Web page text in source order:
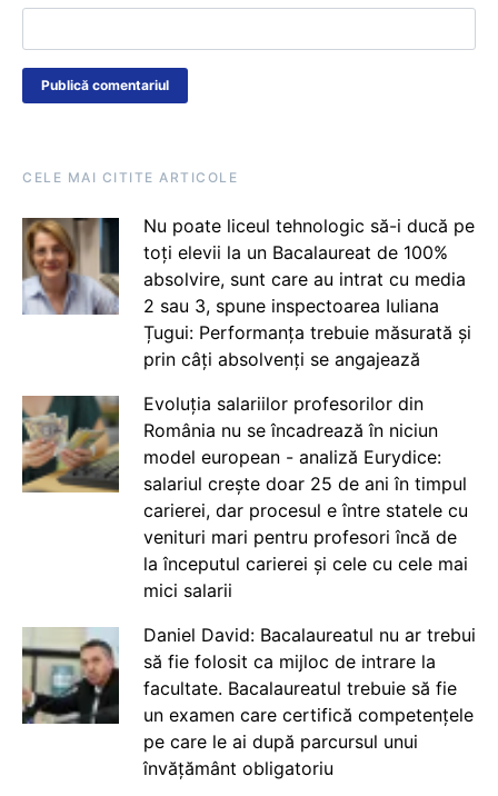
CELE MAI CITITE ARTICOLE
Nu poate liceul tehnologic să-i ducă pe
toți elevii la un Bacalaureat de 100%
absolvire, sunt care au intrat cu media
2 sau 3, spune inspectoarea Iuliana
Țugui: Performanța trebuie măsurată și
prin câți absolvenți se angajează
Evoluția salariilor profesorilor din
România nu se încadrează în niciun
model european - analiză Eurydice:
salariul crește doar 25 de ani în timpul
carierei, dar procesul e între statele cu
venituri mari pentru profesori încă de
la începutul carierei și cele cu cele mai
mici salarii
Daniel David: Bacalaureatul nu ar trebui
să fie folosit ca mijloc de intrare la
facultate. Bacalaureatul trebuie să fie
un examen care certifică competențele
pe care le ai după parcursul unui
învățământ obligatoriu